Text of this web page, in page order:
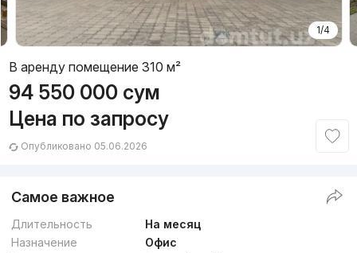
1/4
В аренду помещение 310 м²
94 550 000 сум
Цена по запросу
Опубликовано 05.06.2026
Самое важное
Длительность
На месяц
Назначение
Офис